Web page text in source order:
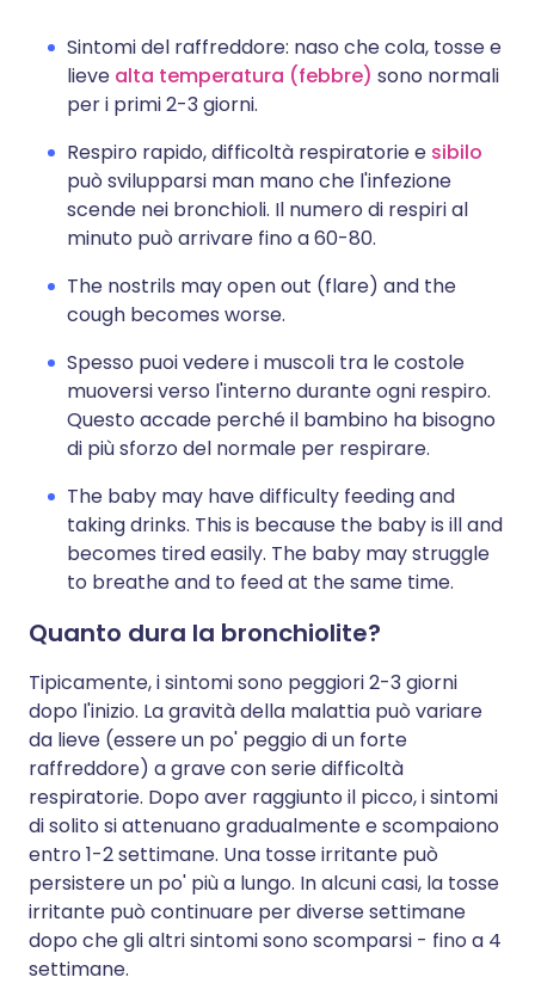
Sintomi del raffreddore: naso che cola, tosse e
lieve alta temperatura (febbre) sono normali
per i primi 2-3 giorni.
Respiro rapido, difficoltà respiratorie e sibilo
può svilupparsi man mano che l'infezione
scende nei bronchioli. Il numero di respiri al
minuto può arrivare fino a 60-80.
The nostrils may open out (flare) and the
cough becomes worse.
Spesso puoi vedere i muscoli tra le costole
muoversi verso l'interno durante ogni respiro.
Questo accade perché il bambino ha bisogno
di più sforzo del normale per respirare.
The baby may have difficulty feeding and
taking drinks. This is because the baby is ill and
becomes tired easily. The baby may struggle
to breathe and to feed at the same time.
Quanto dura la bronchiolite?
Tipicamente, i sintomi sono peggiori 2-3 giorni
dopo l'inizio. La gravità della malattia può variare
da lieve (essere un po' peggio di un forte
raffreddore) a grave con serie difficoltà
respiratorie. Dopo aver raggiunto il picco, i sintomi
di solito si attenuano gradualmente e scompaiono
entro 1-2 settimane. Una tosse irritante può
persistere un po' più a lungo. In alcuni casi, la tosse
irritante può continuare per diverse settimane
dopo che gli altri sintomi sono scomparsi - fino a 4
settimane.